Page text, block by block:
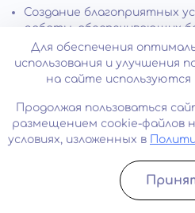
Создание благоприятных
работы, обеспечивающих
социальную поддержку и
потребностей человека.
Формирование здорового
сбалансированное
привычек, достаточный
стрессов
–
самоконтроля, оптимизма,
Записатьcя
Для обеспечения
использования и улучшения
на сайте используются
Продолжая пользоваться
размещением cookie-файлов
условиях, изложенных в